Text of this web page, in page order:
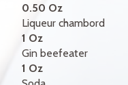
0.50 Oz
Liqueur chambord
1 Oz
Gin beefeater
1 Oz